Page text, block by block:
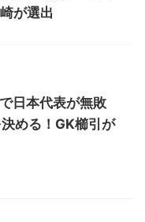
が選出
日本代表が無敗
める！GK櫛引が